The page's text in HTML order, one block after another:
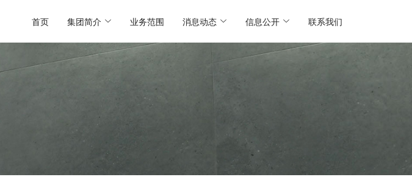
首页 集团简介 业务范围 消息动态 信息公开 联系我们